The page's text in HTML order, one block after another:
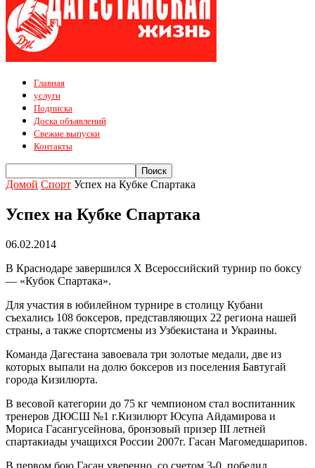
Главная
услуги
Подписка
Доска объявлений
Свежие выпуски
Контакты
Домой Спорт Успех на Кубке Спартака
Успех на Кубке Спартака
06.02.2014
В Краснодаре завершился X Всероссийский турнир по боксу
— «Кубок Спартака».
Для участия в юбилейном турнире в столицу Кубани
съехались 108 боксеров, представляющих 22 региона нашей
страны, а также спортсмены из Узбекистана и Украины.
Команда Дагестана завоевала три золотые медали, две из
которых выпали на долю боксеров из поселения Бавтугай
города Кизилюрта.
В весовой категории до 75 кг чемпионом стал воспитанник
тренеров ДЮСШ №1 г.Кизилюрт Юсупа Айдамирова и
Мориса Гасангусейнова, бронзовый призер III летней
спартакиады учащихся России 2007г. Гасан Магомедшарипов.
В первом бою Гасан уверенно, со счетом 3-0, победил